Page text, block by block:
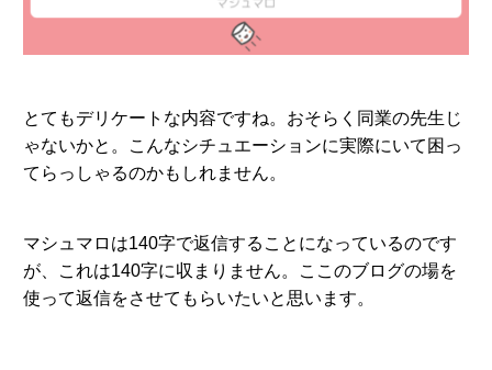
とてもデリケートな内容ですね。おそらく同業の先生じ
ゃないかと。こんなシチュエーションに実際にいて困っ
てらっしゃるのかもしれません。
マシュマロは140字で返信することになっているのです
が、これは140字に収まりません。ここのブログの場を
使って返信をさせてもらいたいと思います。